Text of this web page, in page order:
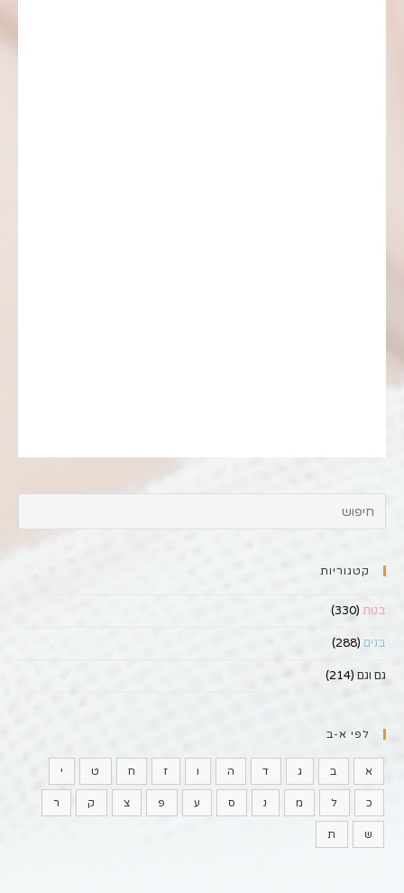
קטגוריות
בנות (330)
בנים (288)
גם וגם (214)
לפי א-ב
א ב ג ד ה ו ז ח ט י
כ ל מ נ ס ע פ צ ק ר
ש ת